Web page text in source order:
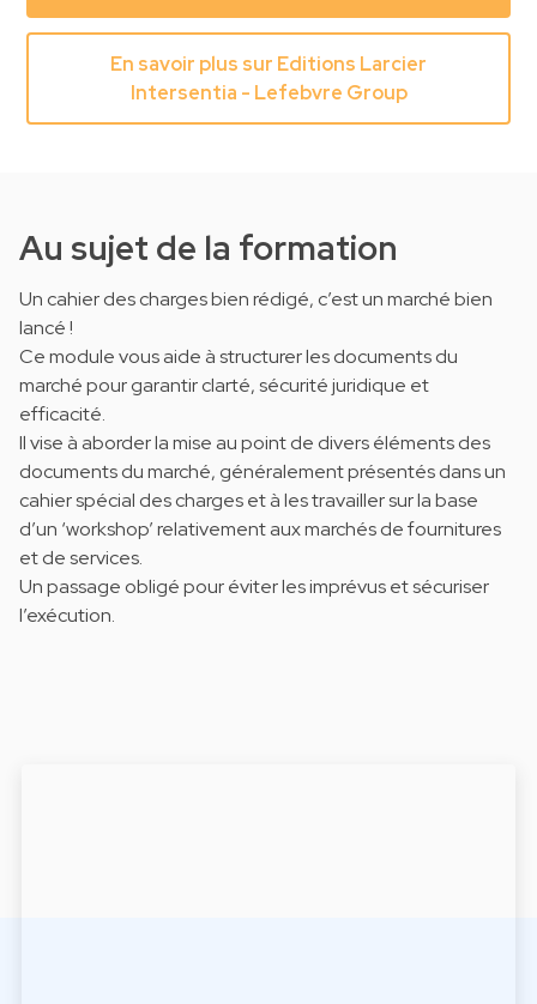
En savoir plus sur Editions Larcier
Intersentia - Lefebvre Group
Au sujet de la formation
Un cahier des charges bien rédigé, c’est un marché bien
lancé !
Ce module vous aide à structurer les documents du
marché pour garantir clarté, sécurité juridique et
efficacité.
Il vise à aborder la mise au point de divers éléments des
documents du marché, généralement présentés dans un
cahier spécial des charges et à les travailler sur la base
d’un ‘workshop’ relativement aux marchés de fournitures
et de services.
Un passage obligé pour éviter les imprévus et sécuriser
l’exécution.